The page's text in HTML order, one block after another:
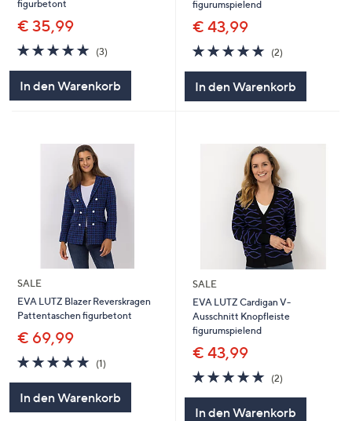
figurbetont
€ 35,99
5.0
von
(3)
In den Warenkorb
figurumspielend
€ 43,99
5.0
von
5
(2)
In den Warenkorb
SALE
EVA LUTZ Blazer Reverskragen
Pattentaschen figurbetont
€ 69,99
5.0
von
(1)
In den Warenkorb
SALE
EVA LUTZ Cardigan V-
Ausschnitt Knopfleiste
figurumspielend
€ 43,99
5.0
von
5
(2)
In den Warenkorb